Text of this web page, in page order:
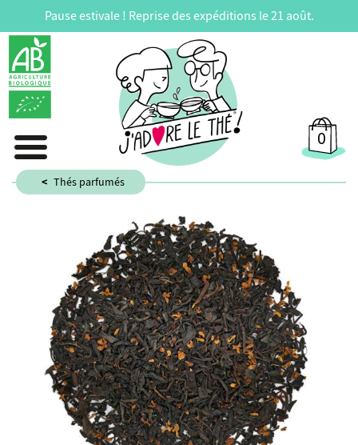
Pause estivale ! Reprise des expéditions le 21 août.
0
Thés parfumés